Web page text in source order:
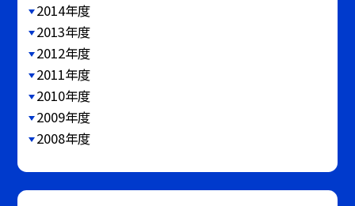
2014年度
2013年度
2012年度
2011年度
2010年度
2009年度
2008年度